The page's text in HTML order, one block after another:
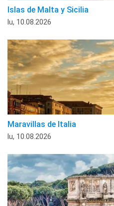
Islas de Malta y Sicilia
lu, 10.08.2026
Maravillas de Italia
lu, 10.08.2026